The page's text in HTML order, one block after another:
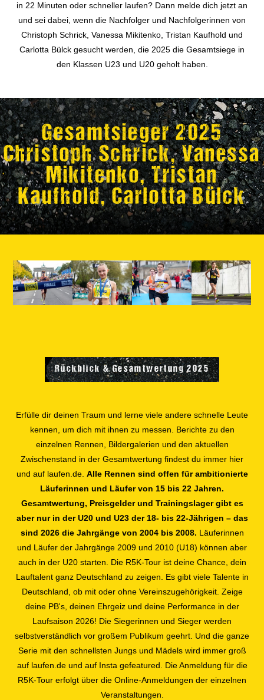
in 22 Minuten oder schneller laufen? Dann melde dich jetzt an
und sei dabei, wenn die Nachfolger und Nachfolgerinnen von
Christoph Schrick, Vanessa Mikitenko, Tristan Kaufhold und
Carlotta Bülck gesucht werden, die 2025 die Gesamtsiege in
den Klassen U23 und U20 geholt haben.
Gesamtsieger 2025
Christoph Schrick, Vanessa
Mikitenko, Tristan
Kaufhold, Carlotta Bülck
Rückblick & Gesamtwertung 2025
Erfülle dir deinen Traum und lerne viele andere schnelle Leute
kennen, um dich mit ihnen zu messen. Berichte zu den
einzelnen Rennen, Bildergalerien und den aktuellen
Zwischenstand in der Gesamtwertung findest du immer hier
und auf laufen.de. Alle Rennen sind offen für ambitionierte
Läuferinnen und Läufer von 15 bis 22 Jahren.
Gesamtwertung, Preisgelder und Trainingslager gibt es
aber nur in der U20 und U23 der 18- bis 22-Jährigen – das
sind 2026 die Jahrgänge von 2004 bis 2008. Läuferinnen
und Läufer der Jahrgänge 2009 und 2010 (U18) können aber
auch in der U20 starten. Die R5K-Tour ist deine Chance, dein
Lauftalent ganz Deutschland zu zeigen. Es gibt viele Talente in
Deutschland, ob mit oder ohne Vereinszugehörigkeit. Zeige
deine PB's, deinen Ehrgeiz und deine Performance in der
Laufsaison 2026! Die Siegerinnen und Sieger werden
selbstverständlich vor großem Publikum geehrt. Und die ganze
Serie mit den schnellsten Jungs und Mädels wird immer groß
auf laufen.de und auf Insta gefeatured. Die Anmeldung für die
R5K-Tour erfolgt über die Online-Anmeldungen der einzelnen
Veranstaltungen.